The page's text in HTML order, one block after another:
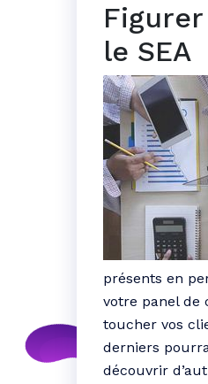
le SEA
présents en
votre panel de
toucher vos
derniers
découvrir